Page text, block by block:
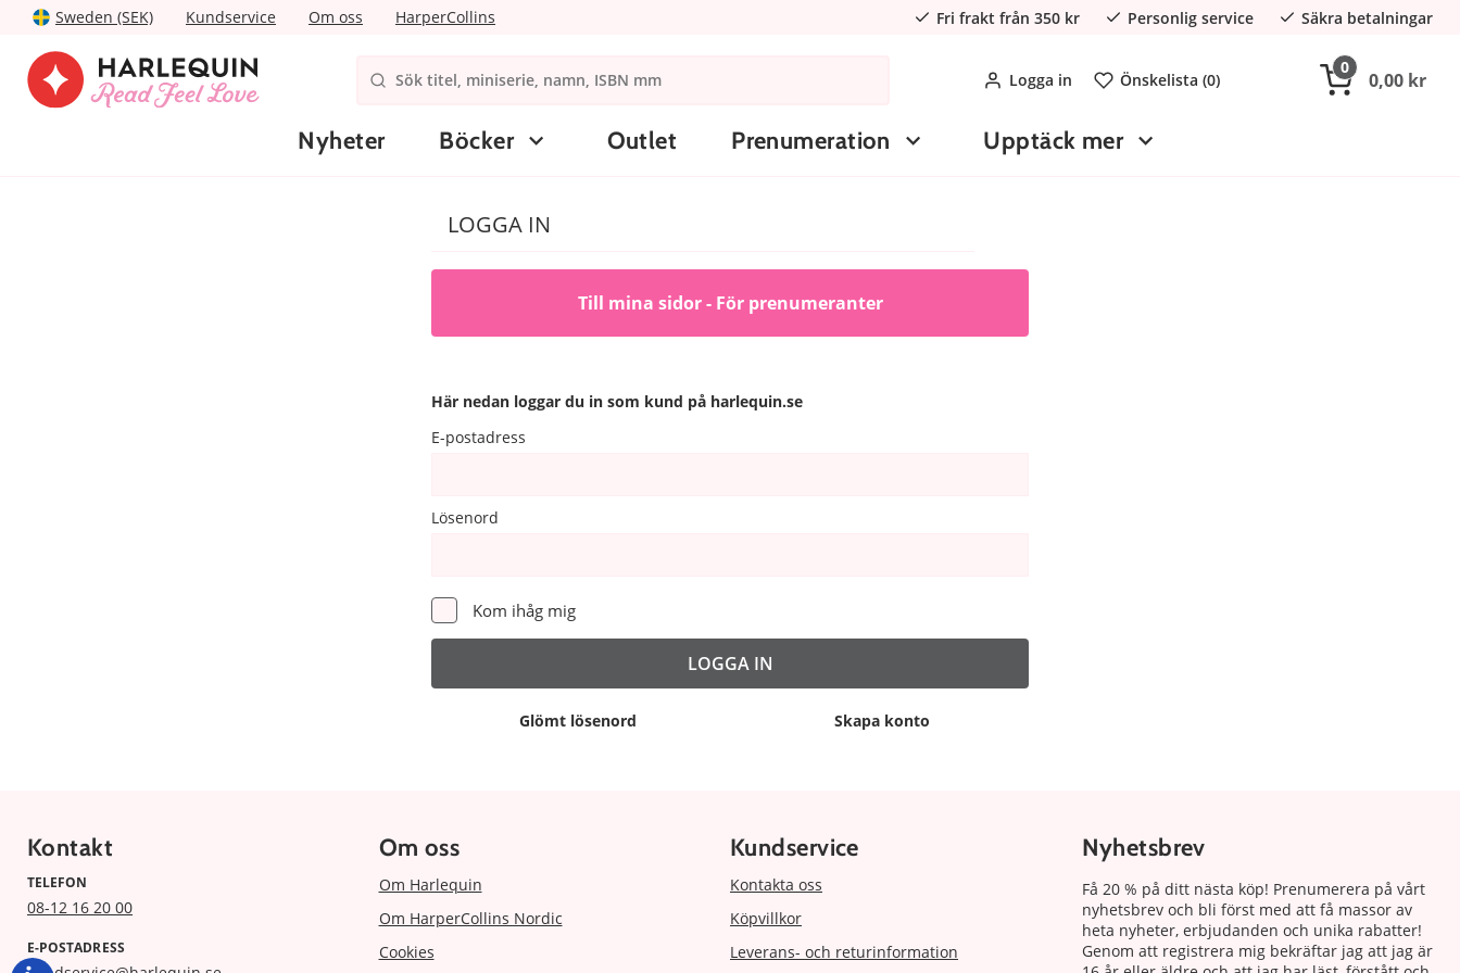
Sweden (SEK) Kundservice Om oss HarperCollins Fri frakt från 350 kr Personlig service Säkra betalningar
Logga in Önskelista (0)
0
0,00 kr
Nyheter Böcker Outlet Prenumeration Upptäck mer
LOGGA IN
Till mina sidor - För prenumeranter
Här nedan loggar du in som kund på harlequin.se
E-postadress
Lösenord
Kom ihåg mig
Glömt lösenord Skapa konto
Kontakt
TELEFON
08-12 16 20 00
E-POSTADRESS
Om oss
Om Harlequin
Om HarperCollins Nordic
Cookies
Kundservice
Kontakta oss
Köpvillkor
Leverans- och returinformation
Nyhetsbrev
Få 20 % på ditt nästa köp! Prenumerera på vårt
nyhetsbrev och bli först med att få massor av
heta nyheter, erbjudanden och unika rabatter!
Genom att registrera mig bekräftar jag att jag är